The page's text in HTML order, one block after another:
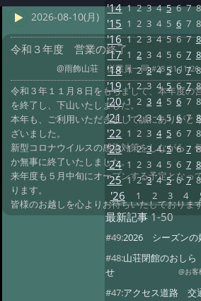
2026-08-10(月)
令和３年度 営業の終了
@雨飾山荘 従業員一同#28 '21 11/26
令和３年１１月８日をもちまして、本年度の
を終了し、下山いたしました。
本年も、ご利用いただきまして誠にありがと
ざいました。
新型コロナウイルスの感染対策をしながら、
か無事に終了いたしました。
来年度も５月中旬にオープンする予定となっ
ります。
皆様のお越しを心よりお待ちいたしておりま
'14 1 2 3 4 5 6 7 8
'15 1 2 3 4 5 6 7 8
'16 1 2 3 4 5 6 7 8
'17 1 2 3 4 5 6 7 8
'18 1 2 3 4 5 6 7 8
'19 1 2 3 4 5 6 7 8
'20 1 2 3 4 5 6 7 8
'21 1 2 3 4 5 6 7 8
'22 1 2 3 4 5 6 7 8
'23 1 2 3 4 5 6 7 8
'24 1 2 3 4 5 6 7 8
'25 1 2 3 4 5 6 7 8
'26 1 2 3 4
最新記事 1-50
#49:2026 シーズンの
#48:山荘閉館のおしら
せ
@お
#47:アクセス道路 交